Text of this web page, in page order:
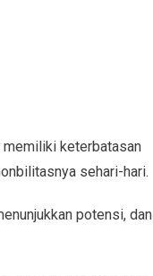
memiliki keterbatasan
sehari-hari.
potensi, dan